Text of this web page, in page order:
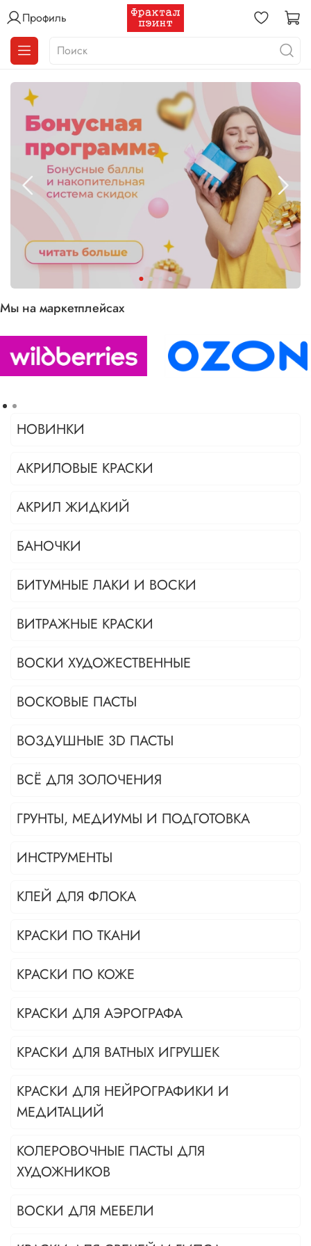
Профиль
Мы на маркетплейсах
НОВИНКИ
АКРИЛОВЫЕ КРАСКИ
АКРИЛ ЖИДКИЙ
БАНОЧКИ
БИТУМНЫЕ ЛАКИ И ВОСКИ
ВИТРАЖНЫЕ КРАСКИ
ВОСКИ ХУДОЖЕСТВЕННЫЕ
ВОСКОВЫЕ ПАСТЫ
ВОЗДУШНЫЕ 3D ПАСТЫ
ВСЁ ДЛЯ ЗОЛОЧЕНИЯ
ГРУНТЫ, МЕДИУМЫ И ПОДГОТОВКА
ИНСТРУМЕНТЫ
КЛЕЙ ДЛЯ ФЛОКА
КРАСКИ ПО ТКАНИ
КРАСКИ ПО КОЖЕ
КРАСКИ ДЛЯ АЭРОГРАФА
КРАСКИ ДЛЯ ВАТНЫХ ИГРУШЕК
КРАСКИ ДЛЯ НЕЙРОГРАФИКИ И
МЕДИТАЦИЙ
КОЛЕРОВОЧНЫЕ ПАСТЫ ДЛЯ
ХУДОЖНИКОВ
ВОСКИ ДЛЯ МЕБЕЛИ